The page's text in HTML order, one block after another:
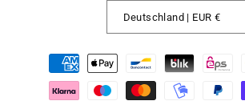
Deutschland | EUR €
Zahlungsmethoden